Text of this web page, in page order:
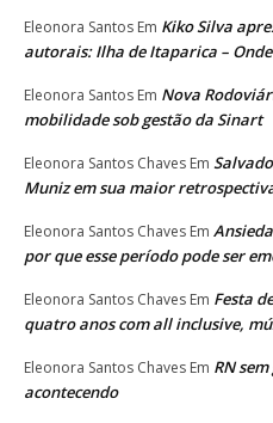
Eleonora Santos Em Kiko Silva
autorais: Ilha de Itaparica –
Eleonora Santos Em Nova
mobilidade sob gestão da Sinart
Eleonora Santos Chaves Em
Muniz em sua maior
Eleonora Santos Chaves Em
por que esse período pode ser
Eleonora Santos Chaves Em Festa
quatro anos com all inclusive,
Eleonora Santos Chaves Em RN
acontecendo